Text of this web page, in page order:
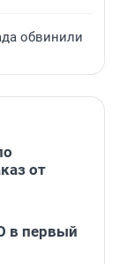
обвинили
от
в первый